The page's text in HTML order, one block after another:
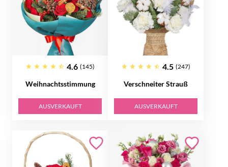
4.6 (145)
Weihnachtsstimmung
AUSVERKAUFT
4.5 (247)
Verschneiter Strauß
AUSVERKAUFT